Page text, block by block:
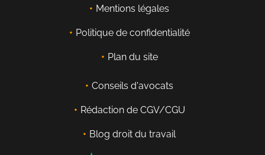
Mentions légales
Politique de confidentialité
Plan du site
Conseils d'avocats
Rédaction de CGV/CGU
Blog droit du travail